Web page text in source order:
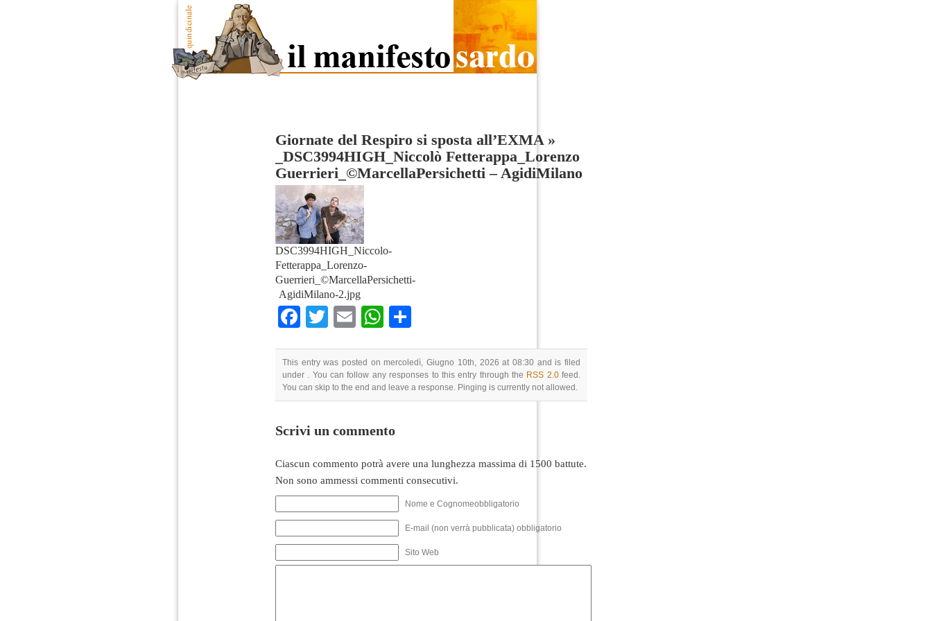
Giornate del Respiro si sposta all’EXMA»
_DSC3994HIGH_Niccolò Fetterappa_Lorenzo
Guerrieri_©MarcellaPersichetti – AgidiMilano
DSC3994HIGH_Niccolo-
Fetterappa_Lorenzo-
Guerrieri_©MarcellaPersichetti-
AgidiMilano-2.jpg
Facebook
TwitterEmailWhatsApp
This entry was posted on mercoledì, Giugno 10th, 2026 at 08:30 and is filed
under . You can follow any responses to this entry through the RSS 2.0feed.
You can skip to the end and leave a response. Pinging is currently not allowed.
Scrivi un commento
Ciascun commento potrà avere una lunghezza massima di 1500 battute.
Non sono ammessi commenti consecutivi.
Nome e Cognomeobbligatorio
E-mail (non verrà pubblicata) obbligatorio
Sito Web